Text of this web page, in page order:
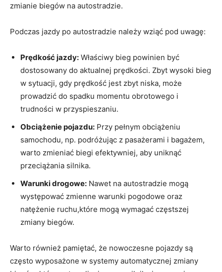
zmianie biegów na autostradzie.
Podczas jazdy po autostradzie należy wziąć pod uwagę:
Prędkość jazdy: Właściwy bieg powinien być
dostosowany do aktualnej prędkości. Zbyt wysoki bieg
w sytuacji, gdy prędkość jest zbyt niska, może
prowadzić do spadku momentu obrotowego i
trudności w przyspieszaniu.
Obciążenie pojazdu: Przy pełnym obciążeniu
samochodu, np. podróżując z pasażerami i bagażem,
warto zmieniać biegi efektywniej, aby uniknąć
przeciążania silnika.
Warunki drogowe: Nawet na autostradzie mogą
występować zmienne warunki pogodowe oraz
natężenie ruchu,które mogą wymagać częstszej
zmiany biegów.
Warto również pamiętać, że nowoczesne pojazdy są
często wyposażone w systemy automatycznej zmiany